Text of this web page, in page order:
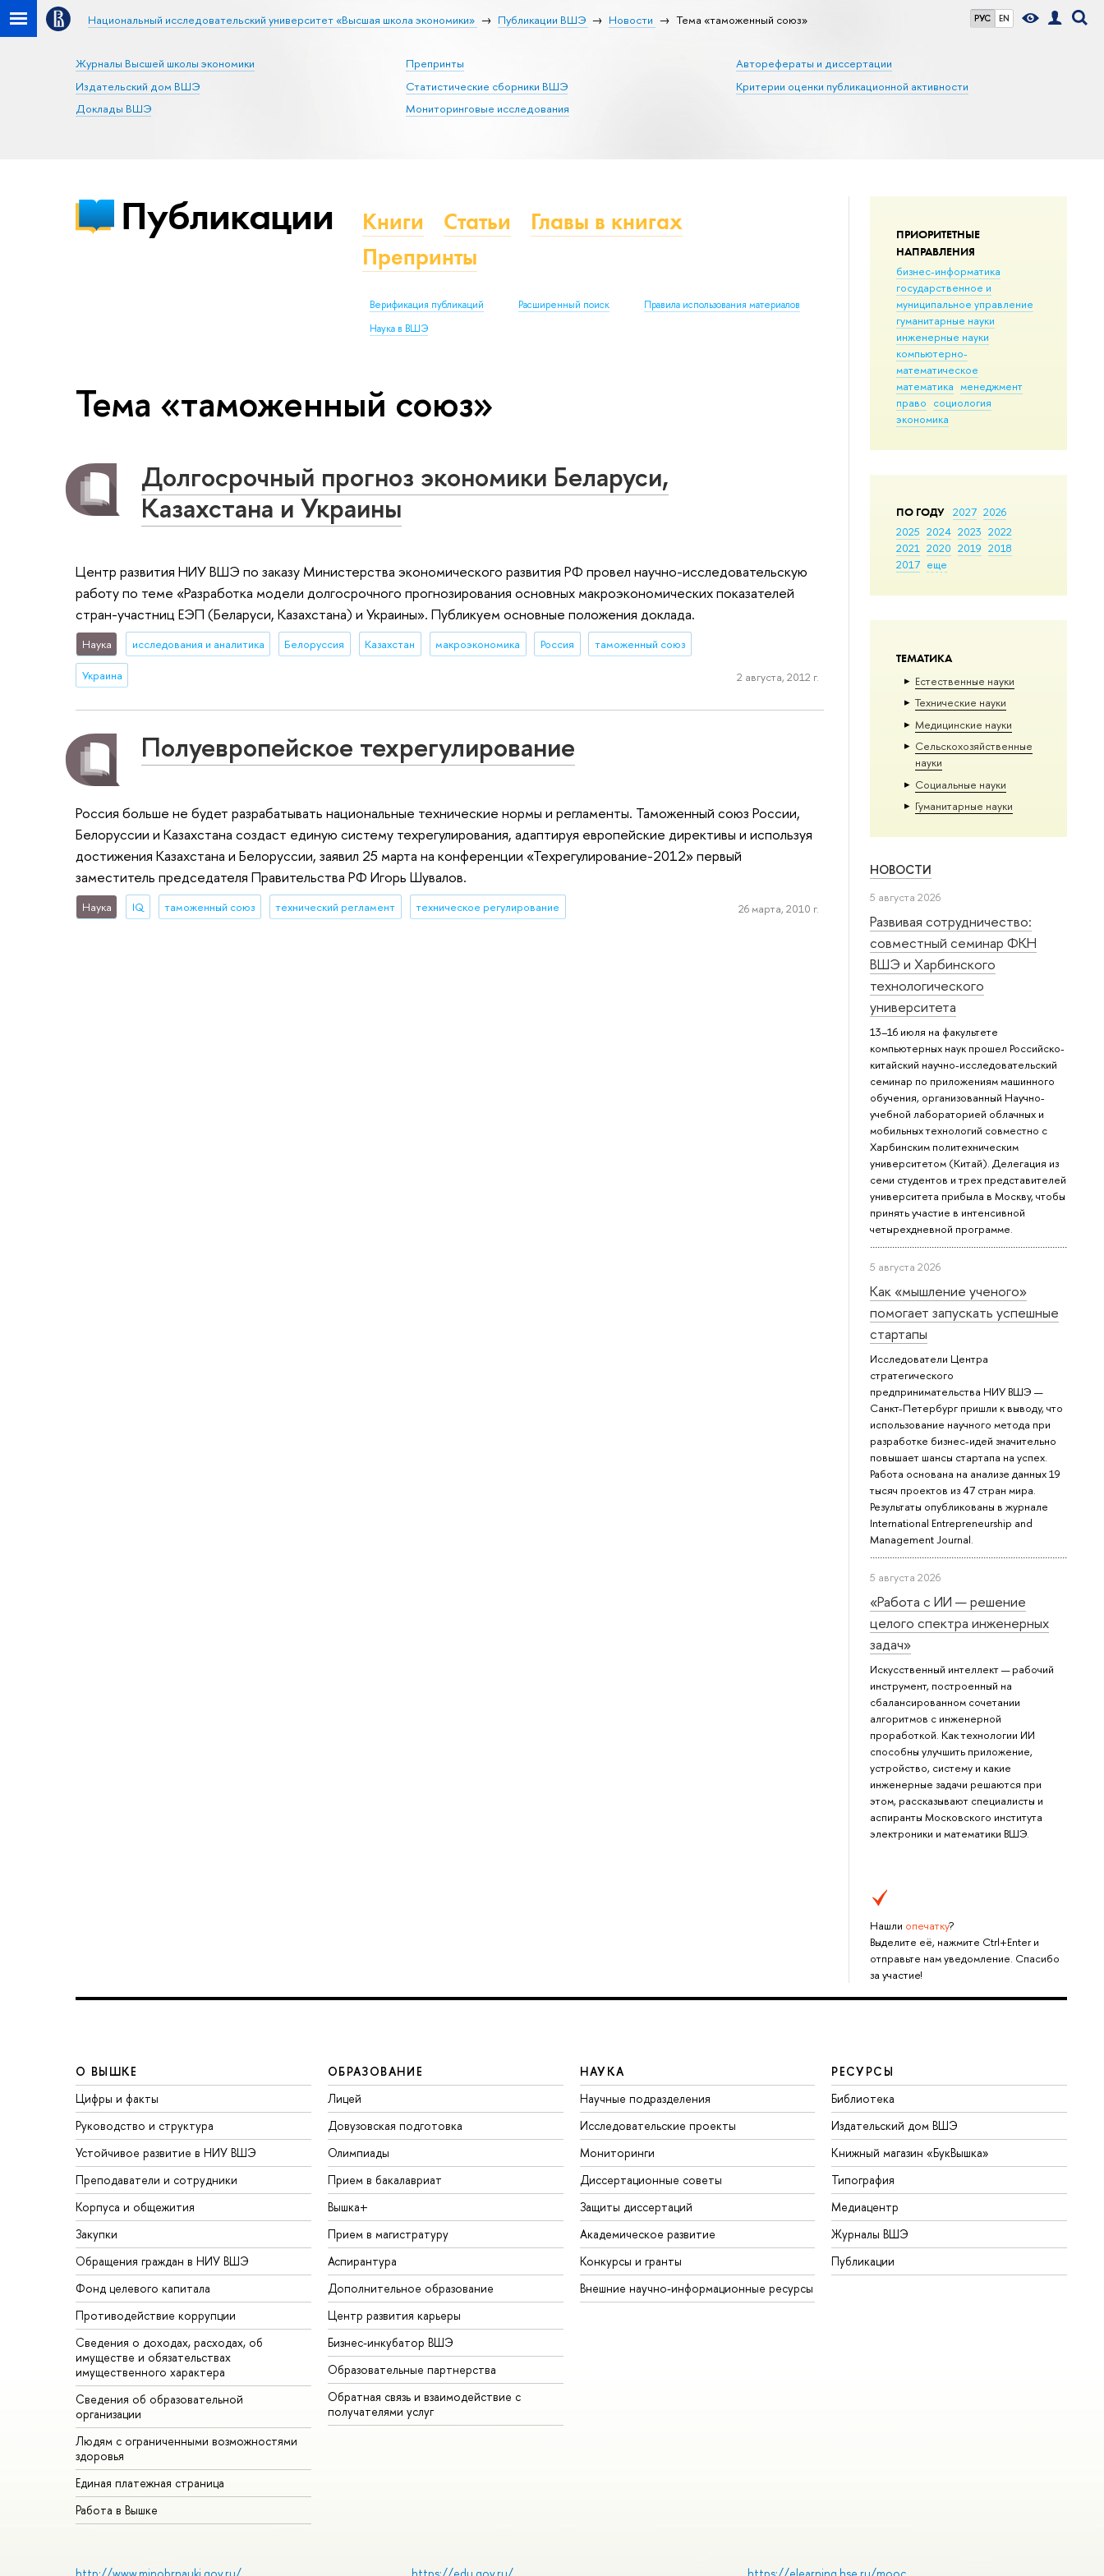
РУС EN
Национальный исследовательский университет «Высшая школа экономики» Публикации ВШЭ Новости Тема «таможенный союз»
Журналы Высшей школы экономики
Издательский дом ВШЭ
Доклады ВШЭ
Препринты
Статистические сборники ВШЭ
Мониторинговые исследования
Авторефераты и диссертации
Критерии оценки публикационной активности
ПРИОРИТЕТНЫЕ
НАПРАВЛЕНИЯ
бизнес-информатика
государственное и
муниципальное управление
гуманитарные науки
инженерные науки
компьютерно-
математическое
математика менеджмент
право социология
экономика
ПО ГОДУ 2027 2026
2025 2024 2023 2022
2021 2020 2019 2018
2017 еще
ТЕМАТИКА
Естественные науки
Тех­ничес­кие науки
Медицинские науки
Сельскохозяйственные
науки
Социальные науки
Гуманитарные науки
НОВОСТИ
5 августа 2026
Развивая сотрудничество:
совместный семинар ФКН
ВШЭ и Харбинского
технологического
университета
13–16 июля на факультете
компьютерных наук прошел Российско-
китайский научно-исследовательский
семинар по приложениям машинного
обучения, организованный Научно-
учебной лабораторией облачных и
мобильных технологий совместно с
Харбинским политехническим
университетом (Китай). Делегация из
семи студентов и трех представителей
университета прибыла в Москву, чтобы
принять участие в интенсивной
четырехдневной программе.
5 августа 2026
Как «мышление ученого»
помогает запускать успешные
стартапы
Исследователи Центра
стратегического
предпринимательства НИУ ВШЭ —
Санкт-Петербург пришли к выводу, что
использование научного метода при
разработке бизнес-идей значительно
повышает шансы стартапа на успех.
Работа основана на анализе данных 19
тысяч проектов из 47 стран мира.
Результаты опубликованы в журнале
International Entrepreneurship and
Management Journal.
5 августа 2026
«Работа с ИИ — решение
целого спектра инженерных
задач»
Искусственный интеллект — рабочий
инструмент, построенный на
сбалансированном сочетании
алгоритмов с инженерной
проработкой. Как технологии ИИ
способны улучшить приложение,
устройство, систему и какие
инженерные задачи решаются при
этом, рассказывают специалисты и
аспиранты Московского института
электроники и математики ВШЭ.
Нашли опечатку?
Выделите её, нажмите Ctrl+Enter и
отправьте нам уведомление. Спасибо
за участие!
Публикации Книги Статьи
Главы в книгах
Препринты
Верификация публикаций Расширенный поиск
Правила использования материалов
Наука в ВШЭ
Тема «таможенный союз»
Долгосрочный прогноз экономики Беларуси,
Казахстана и Украины
Центр развития НИУ ВШЭ по заказу Министерства экономического развития РФ провел научно-исследовательскую
работу по теме «Разработка модели долгосрочного прогнозирования основных макроэкономических показателей
стран-участниц ЕЭП (Беларуси, Казахстана) и Украины». Публикуем основные положения доклада.
Наука исследования и аналитика Белоруссия Казахстан макроэкономика Россия таможенный союз
Украина 2 августа, 2012 г.
Полуевропейское техрегулирование
Россия больше не будет разрабатывать национальные технические нормы и регламенты. Таможенный союз России,
Белоруссии и Казахстана создаст единую систему техрегулирования, адаптируя европейские директивы и используя
достижения Казахстана и Белоруссии, заявил 25 марта на конференции «Техрегулирование-2012» первый
заместитель председателя Правительства РФ Игорь Шувалов.
Наука IQ таможенный союз технический регламент техническое регулирование 26 марта, 2010 г.
О ВЫШКЕ
Цифры и факты
Руководство и структура
Устойчивое развитие в НИУ ВШЭ
Преподаватели и сотрудники
Корпуса и общежития
Закупки
Обращения граждан в НИУ ВШЭ
Фонд целевого капитала
Противодействие коррупции
Сведения о доходах, расходах, об
имуществе и обязательствах
имущественного характера
Сведения об образовательной
организации
Людям с ограниченными возможностями
здоровья
Единая платежная страница
Работа в Вышке
ОБРАЗОВАНИЕ
Лицей
Довузовская подготовка
Олимпиады
Прием в бакалавриат
Вышка+
Прием в магистратуру
Аспирантура
Дополнительное образование
Центр развития карьеры
Бизнес-инкубатор ВШЭ
Образовательные партнерства
Обратная связь и взаимодействие с
получателями услуг
НАУКА
Научные подразделения
Исследовательские проекты
Мониторинги
Диссертационные советы
Защиты диссертаций
Академическое развитие
Конкурсы и гранты
Внешние научно-информационные ресурсы
РЕСУРСЫ
Библиотека
Издательский дом ВШЭ
Книжный магазин «БукВышка»
Типография
Медиацентр
Журналы ВШЭ
Публикации